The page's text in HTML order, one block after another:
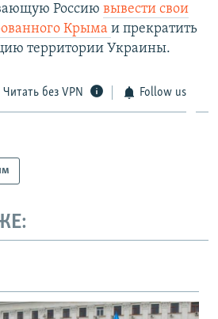
Россию вывести свои
Крыма и прекратить
территории Украины.
Читать без VPN Follow us